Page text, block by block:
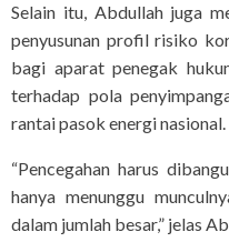
Selain itu, Abdullah juga
penyusunan profil risiko
bagi aparat penegak
terhadap pola
rantai pasok energi nasional.
“Pencegahan harus
hanya menunggu
dalam jumlah besar,” jelas